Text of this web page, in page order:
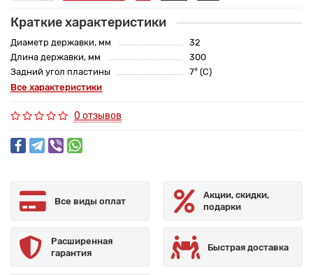
Краткие характеристики
Диаметр державки, мм
32
Длина державки, мм
300
Задний угол пластины
7° (C)
Все характеристики
0 отзывов
Все виды оплат
Акции, скидки,
подарки
Расширенная
гарантия
Быстрая доставка